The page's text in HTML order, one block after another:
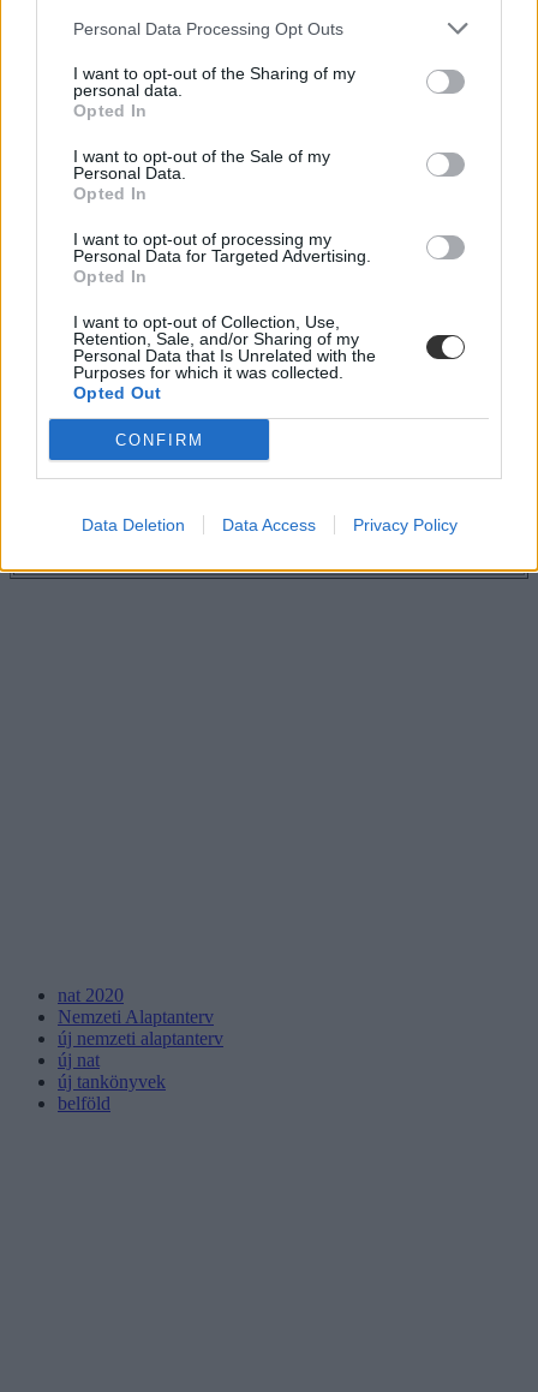
Personal Data Processing Opt Outs
I want to opt-out of the Sharing of my
personal data.
Opted In
I want to opt-out of the Sale of my
Personal Data.
Opted In
I want to opt-out of processing my
Personal Data for Targeted Advertising.
Opted In
I want to opt-out of Collection, Use,
Retention, Sale, and/or Sharing of my
Personal Data that Is Unrelated with the
Purposes for which it was collected.
Opted Out
CONFIRM
Data Deletion Data Access Privacy Policy
óraszámcsökkentést nem kísérte tananyagcsökkentés. „Ekkora
számára nem elsajátítható” – fogalmazott a Magyartanárok
Egyesülete, hozzátéve: a tanterv nem ad módot a
képességfejlesztésre, a diákok egyéni fejlődésére, nem teszi őket jó
szerint ráadásul a szabadon választható, kortárs, esetleg a diákok
által kedvelt és egymásnak ajánlott művek feldolgozására sem marad
idő – pedig ez az egyik legjobb eszköz az olvasás
Ez a cikk a 2021-es HVG Középiskolai rangsorában jelent meg. A
HVG ismét elkészítette a legjobb 100 gimnázium listáját. A
oktatásról, az iskolaválasztásról, az átalakuló szakképzésről.
középiskolai rangsorát rendeljétek meg itt vagy keressétek az
újságárusoknál.
Tetszett a cikk? Kövess minket a Facebookon is, és nem fogsz
lemaradni a fontos hírekről!
nat 2020
Nemzeti Alaptanterv
új nemzeti alaptanterv
új nat
új tankönyvek
belföld